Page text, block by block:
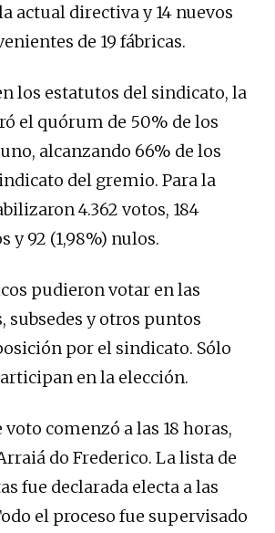
actual directiva y 14 nuevos
de 19 fábricas.
los estatutos del sindicato, la
el quórum de 50% de los
alcanzando 66% de los
del gremio. Para la
4.362 votos, 184
y 92 (1,98%) nulos.
pudieron votar en las
subsedes y otros puntos
por el sindicato. Sólo
en la elección.
comenzó a las 18 horas,
do Frederico. La lista de
fue declarada electa a las
el proceso fue supervisado